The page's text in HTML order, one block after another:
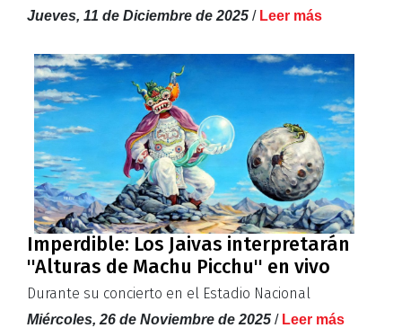
Jueves, 11 de Diciembre de 2025 / Leer más
Imperdible: Los Jaivas interpretarán
''Alturas de Machu Picchu'' en vivo
Durante su concierto en el Estadio Nacional
Miércoles, 26 de Noviembre de 2025 / Leer más